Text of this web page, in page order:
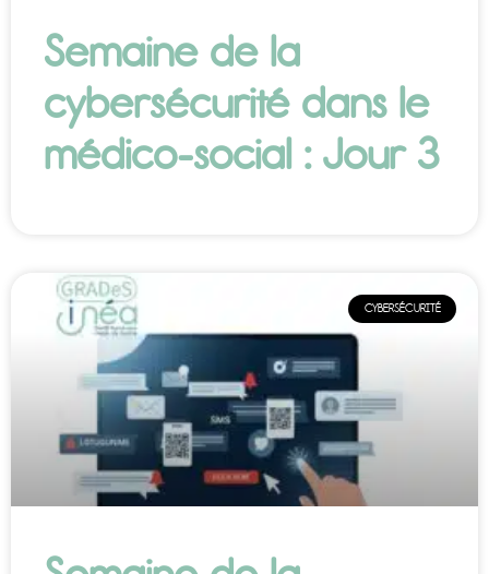
Semaine de la
cybersécurité dans le
médico-social : Jour 3
CYBERSÉCURITÉ